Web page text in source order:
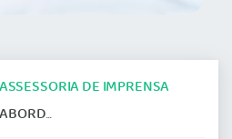
ASSESSORIA DE IMPRENSA
MENTAL